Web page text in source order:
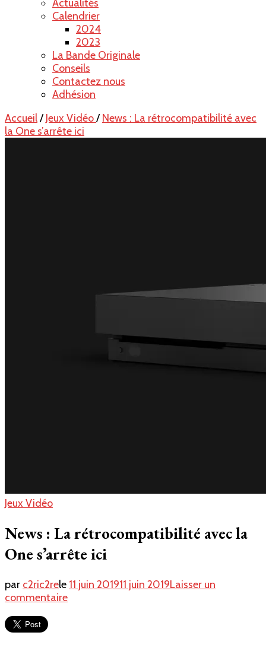
Actualités
Calendrier
2024
2023
La Bande Originale
Conseils
Contactez nous
Adhésion
Accueil/ Jeux Vidéo/ News : La rétrocompatibilité avec
la One s’arrête ici
Jeux Vidéo
News : La rétrocompatibilité avec la
One s’arrête ici
par c2ric2rele 11 juin 201911 juin 2019Laisser un
commentairesur